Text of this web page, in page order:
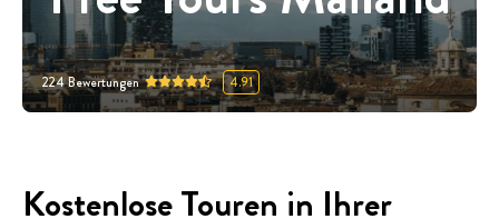
224Bewertungen 4.91
Kostenlose Touren in Ihrer